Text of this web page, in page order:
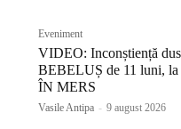
Eveniment
VIDEO: Inconștiență
BEBELUȘ de 11 luni, la
ÎN MERS
Vasile Antipa - 9 august 2026